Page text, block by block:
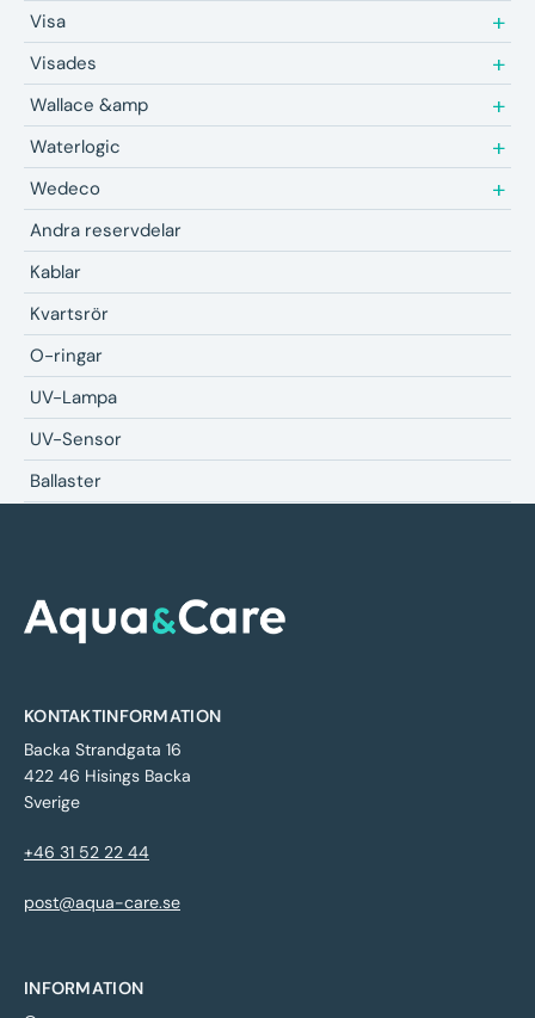
Andra reservdelar
Kablar
Kvartsrör
O-ringar
UV-Lampa
UV-Sensor
Ballaster
Visa
Visades
Wallace &amp
Waterlogic
Wedeco
KONTAKTINFORMATION
Backa Strandgata 16
422 46 Hisings Backa
Sverige
+46 31 52 22 44
post@aqua-care.se
INFORMATION